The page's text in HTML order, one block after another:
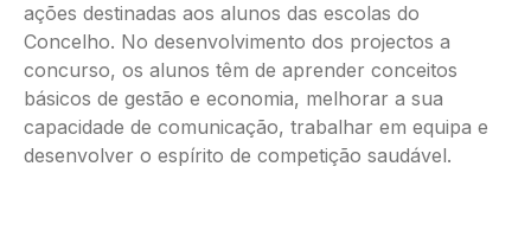
ações destinadas aos alunos das escolas do
Concelho. No desenvolvimento dos projectos a
concurso, os alunos têm de aprender conceitos
básicos de gestão e economia, melhorar a sua
capacidade de comunicação, trabalhar em equipa e
desenvolver o espírito de competição saudável.